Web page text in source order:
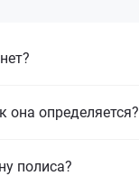
она определяется?
полиса?